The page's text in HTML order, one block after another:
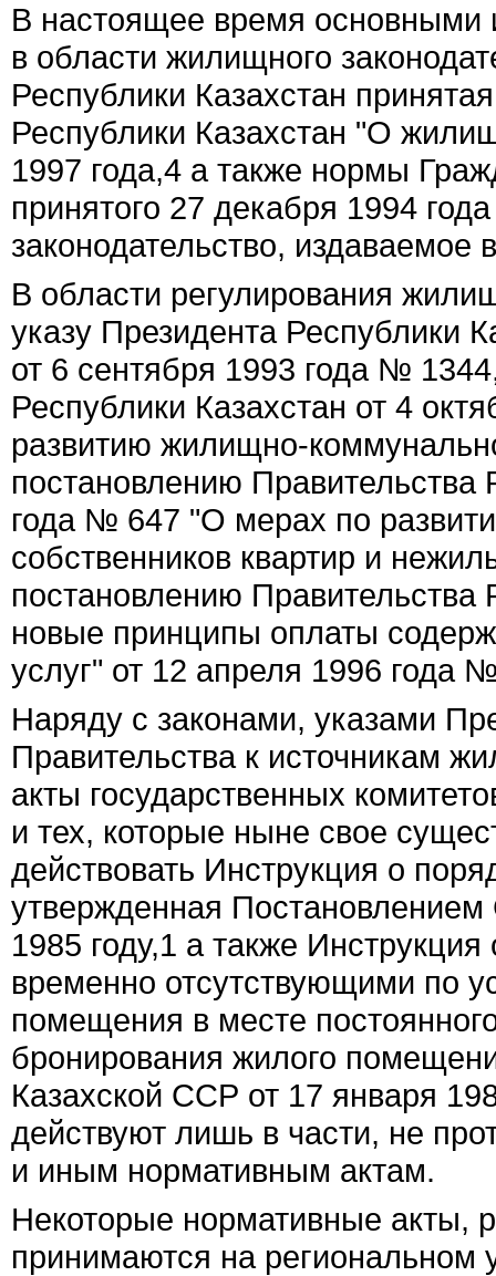
В настоящее время основными
в области жилищного
Республики Казахстан
Республики Казахстан "О
1997 года,4 а также нормы
принятого 27 декабря 1994
законодательство, издаваемое
В области регулирования
указу Президента Республики
от 6 сентября 1993 года №
Республики Казахстан от 4
развитию жилищно-
постановлению Правительства
года № 647 "О мерах по
собственников квартир и
постановлению Правительства
новые принципы оплаты
услуг" от 12 апреля 1996 года
Наряду с законами, указами
Правительства к источникам
акты государственных
и тех, которые ныне свое
действовать Инструкция о
утвержденная
1985 году,1 а также
временно отсутствующими по
помещения в месте
бронирования жилого
Казахской ССР от 17 января
действуют лишь в части, не
и иным нормативным актам.
Некоторые нормативные
принимаются на